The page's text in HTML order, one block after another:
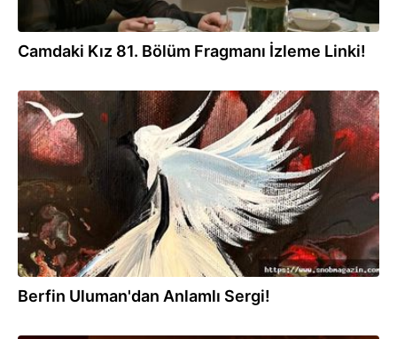
Camdaki Kız 81. Bölüm Fragmanı İzleme Linki!
16.10.2022
Berfin Uluman'dan Anlamlı Sergi!